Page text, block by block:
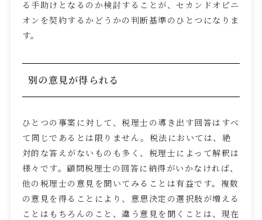
る手助けとなるのか検討することが、セカンドオピニ
オンを契約するかどうかの判断基準のひとつになりま
す。
別の意見が得られる
ひとつの事案に対して、税理士の導き出す回答はすべ
て同じであるとは限りません。税法においては、絶
対的な答えがないものも多く、税理士によって解釈は
様々です。顧問税理士の回答に納得がいかなければ、
他の税理士の意見を聞いてみることは有益です。複数
の意見を得ることにより、意思決定の選択肢が増える
ことはもちろんのこと、違う意見を聞くことは、現在